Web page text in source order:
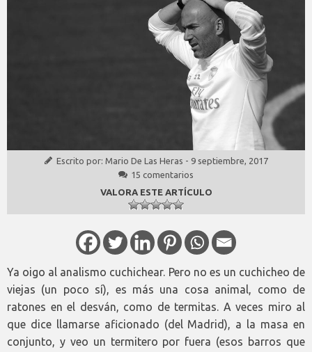
Escrito por: Mario De Las Heras - 9 septiembre, 2017
15 comentarios
VALORA ESTE ARTÍCULO
Ya oigo al analismo cuchichear. Pero no es un cuchicheo de
viejas (un poco sí), es más una cosa animal, como de
ratones en el desván, como de termitas. A veces miro al
que dice llamarse aficionado (del Madrid), a la masa en
conjunto, y veo un termitero por fuera (esos barros que